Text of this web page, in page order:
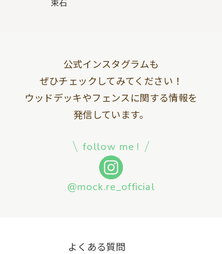
束石
公式インスタグラムも
ぜひチェックしてみてください！
ウッドデッキやフェンスに関する情報を
発信しています。
follow me !
@mock.re_official
よくある質問